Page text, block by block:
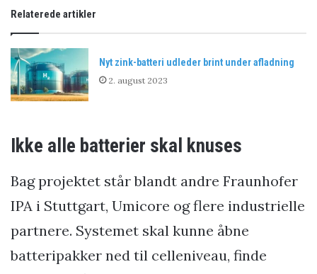
Relaterede artikler
Nyt zink-batteri udleder brint under afladning
2. august 2023
Ikke alle batterier skal knuses
Bag projektet står blandt andre Fraunhofer
IPA i Stuttgart, Umicore og flere industrielle
partnere. Systemet skal kunne åbne
batteripakker ned til celleniveau, finde